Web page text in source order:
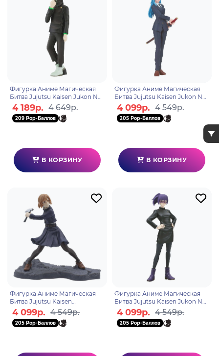
Фигурка Аниме Магическая
Битва Jujutsu Kaisen Jukon No
Kata Toge Inumaki 15см
BP88056P
4 189р. 4 649р.
209 Pop-Баллов
В КОРЗИНУ
Фигурка Аниме Магическая
Битва Jujutsu Kaisen Jukon No
Kata Miwa Kasumi 15см
BP19696P
4 099р. 4 549р.
205 Pop-Баллов
В КОРЗИНУ
Фигурка Аниме Магическая
Битва Jujutsu Kaisen
Combination Battle 3 Nobara
Kugisaki 11см BP19700P
4 099р. 4 549р.
205 Pop-Баллов
Фигурка Аниме Магическая
Битва Jujutsu Kaisen Jukon No
Kata Maki Zenin Маки 15см
BP19812P
4 099р. 4 549р.
205 Pop-Баллов